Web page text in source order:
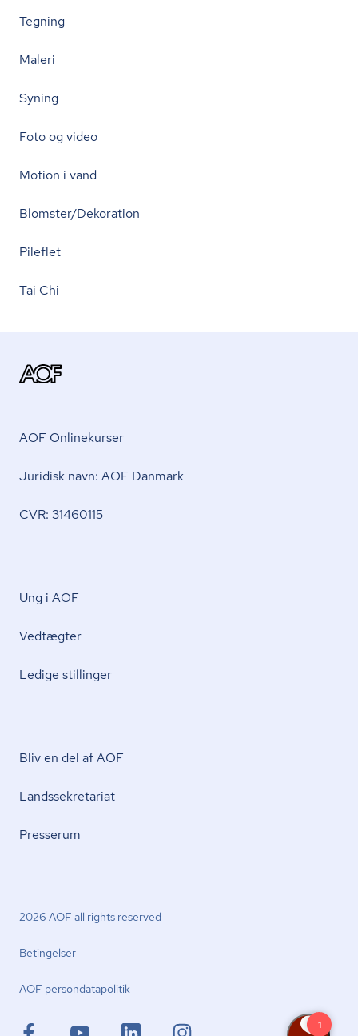
Tegning
Maleri
Syning
Foto og video
Motion i vand
Blomster/Dekoration
Pileflet
Tai Chi
AOF Onlinekurser
Juridisk navn: AOF Danmark
CVR: 31460115
Ung i AOF
Vedtægter
Ledige stillinger
Bliv en del af AOF
Lands­se­kre­ta­ri­at
Presserum
2026 AOF all rights reserved
Betingelser
AOF per­son­da­ta­po­li­tik